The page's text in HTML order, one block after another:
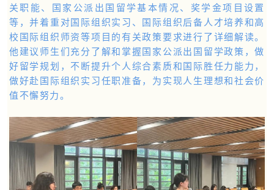
关职能、国家公派出国留学基本情况、奖学金项目设置
等，并着重对国际组织实习、国际组织后备人才培养和高
校国际组织师资等项目的有关政策要求进行了详细解读。
他建议师生们充分了解和掌握国家公派出国留学政策，做
好留学规划，不断提升个人综合素质和国际胜任力能力，
做好赴国际组织实习任职准备，为实现人生理想和社会价
值不懈努力。